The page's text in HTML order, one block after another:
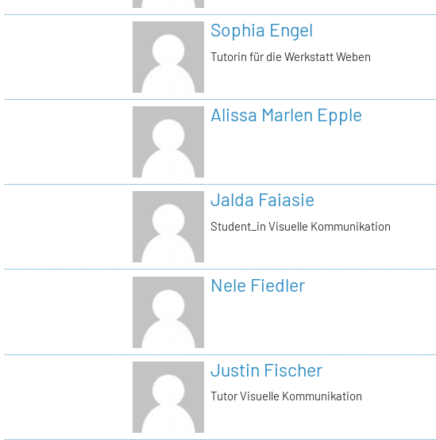
Sophia Engel
Tutorin für die Werkstatt Weben
Alissa Marlen Epple
Jalda Faiasie
Student_in Visuelle Kommunikation
Nele Fiedler
Justin Fischer
Tutor Visuelle Kommunikation